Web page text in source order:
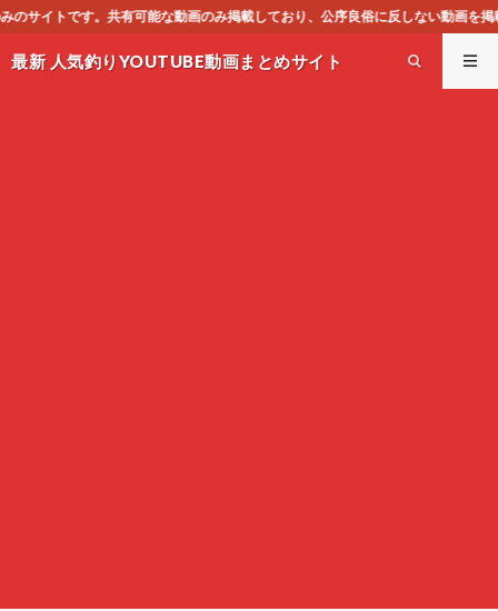
載しており、公序良俗に反しない動画を掲載する様に心掛けておりますが
最新 人気釣りYOUTUBE動画まとめサイト